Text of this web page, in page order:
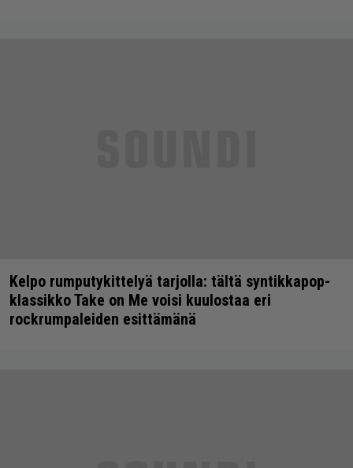
Kelpo rumputykittelyä tarjolla: tältä syntikkapop-
klassikko Take on Me voisi kuulostaa eri
rockrumpaleiden esittämänä